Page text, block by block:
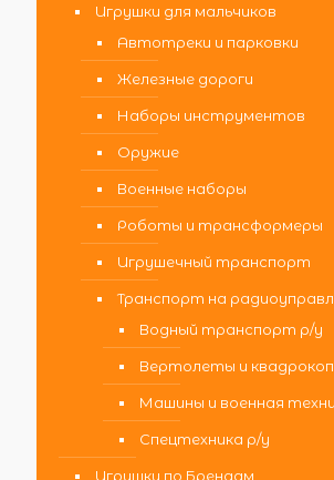
Игрушки для мальчиков
Автотреки и парковки
Железные дороги
Наборы инструментов
Оружие
Военные наборы
Роботы и трансформеры
Игрушечный транспорт
Транспорт на
Водный транспорт р/у
Вертолеты и
Машины и военная
Спецтехника р/у
Игрушки по Брендам